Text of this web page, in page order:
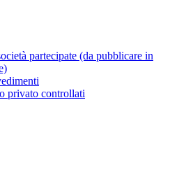
partecipate (da pubblicare in
privato controllati